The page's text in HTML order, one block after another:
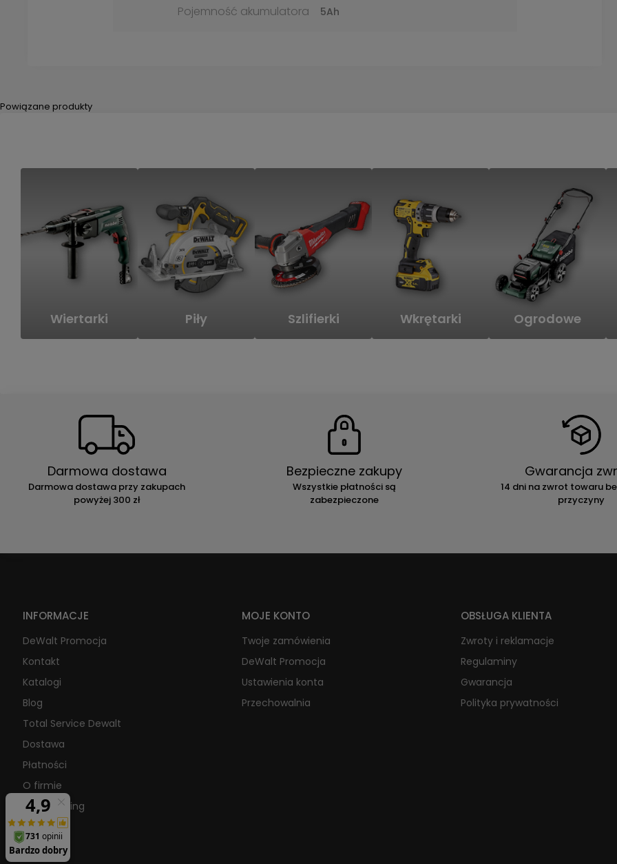
Pojemność akumulatora 5Ah
Powiązane produkty
Wiertarki Piły Szlifierki Wkrętarki Ogrodowe
Darmowa dostawa
Darmowa dostawa przy zakupach
powyżej 300 zł
Bezpieczne zakupy
Wszystkie płatności są
zabezpieczone
Gwarancja
14 dni na zwrot towaru
przyczyny
INFORMACJE
DeWalt Promocja
Kontakt
Katalogi
Blog
Total Service Dewalt
Dostawa
Płatności
O firmie
Raty/Leasing
MOJE KONTO
Twoje zamówienia
DeWalt Promocja
Ustawienia konta
Przechowalnia
OBSŁUGA KLIENTA
Zwroty i reklamacje
Regulaminy
Gwarancja
Polityka prywatności